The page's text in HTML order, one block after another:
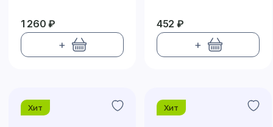
1 260 ₽
+
452 ₽
+
Хит Хит